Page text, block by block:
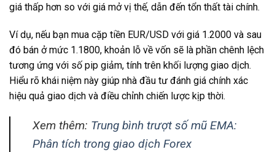
giá thấp hơn so với giá mở vị thế, dẫn đến tổn thất tài chính.
Ví dụ, nếu bạn mua cặp tiền EUR/USD với giá 1.2000 và sau
đó bán ở mức 1.1800, khoản lỗ về vốn sẽ là phần chênh lệch
tương ứng với số pip giảm, tính trên khối lượng giao dịch.
Hiểu rõ khái niệm này giúp nhà đầu tư đánh giá chính xác
hiệu quả giao dịch và điều chỉnh chiến lược kịp thời.
Xem thêm: Trung bình trượt số mũ EMA:
Phân tích trong giao dịch Forex